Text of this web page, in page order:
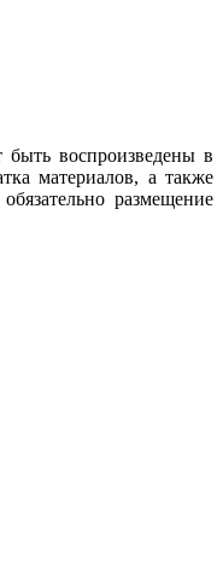
быть воспроизведены в
материалов, а также
размещение